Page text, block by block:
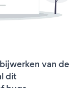
van de
dit